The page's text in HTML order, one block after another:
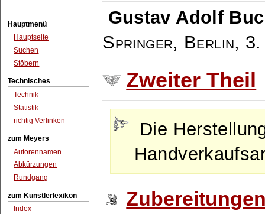
Hauptmenü
Hauptseite
Suchen
Stöbern
Technisches
Technik
Statistik
richtig Verlinken
zum Meyers
Autorennamen
Abkürzungen
Rundgang
zum Künstlerlexikon
Index
Gustav Adolf
Springer, Berlin,
Zweiter Theil
Die